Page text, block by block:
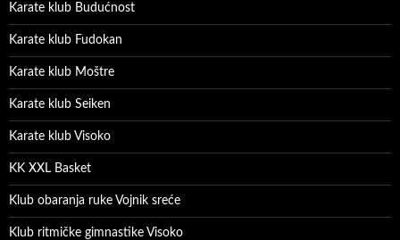
Karate klub Budućnost
Karate klub Fudokan
Karate klub Moštre
Karate klub Seiken
Karate klub Visoko
KK XXL Basket
Klub obaranja ruke Vojnik sreće
Klub ritmičke gimnastike Visoko